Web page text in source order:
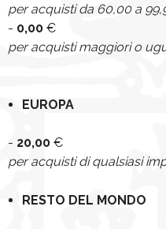
per acquisti da 60,00 a
- 0,00 €
per acquisti maggiori o
EUROPA
- 20,00 €
per acquisti di qualsiasi
RESTO DEL MONDO